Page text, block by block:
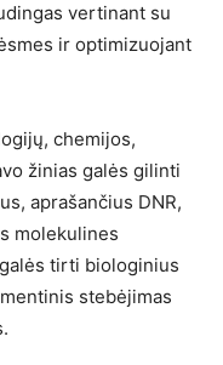
vertinant su
ir optimizuojant
chemijos,
žinias galės gilinti
aprašančius DNR,
molekulines
tirti biologinius
stebėjimas